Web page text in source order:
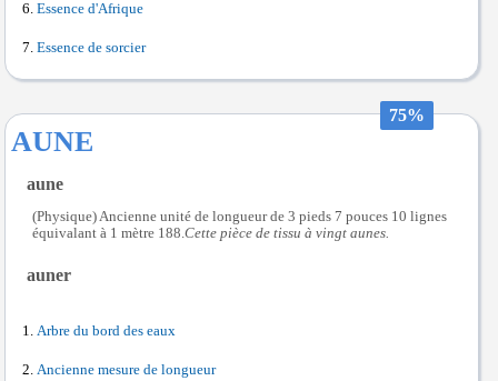
Essence d'Afrique
Essence de sorcier
75%
AUNE
aune
(Physique) Ancienne unité de longueur de 3 pieds 7 pouces 10 lignes
équivalant à 1 mètre 188.Cette pièce de tissu à vingt aunes.
auner
Arbre du bord des eaux
Ancienne mesure de longueur